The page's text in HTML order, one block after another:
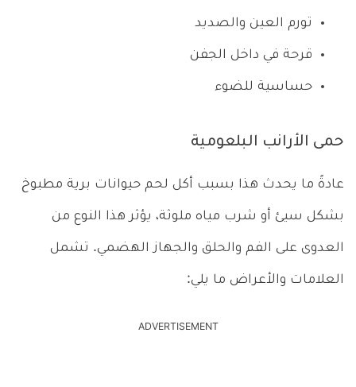
تورم العين والصديد
قرحة في داخل الجفن
حساسية للضوء
حمى الأرانب البلعومية
عادةً ما يحدث هذا بسبب أكل لحم حيوانات برية مطبوخ
بشكل سيئ أو شرب مياه ملوثة، يؤثر هذا النوع من
العدوى على الفم والحلق والجهاز الهضمي. تشمل
العلامات والأعراض ما يلي:
ADVERTISEMENT